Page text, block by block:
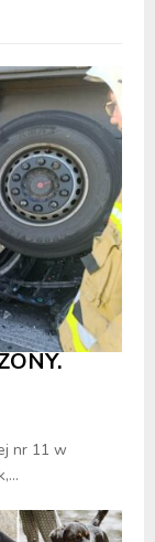
nr 11 w